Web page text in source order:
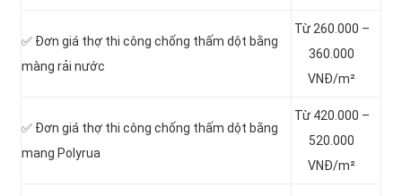
✅ Đơn giá thợ thi công chống thấm dột bằng
màng rải nước
Từ 260.000 –
360.000
VNĐ/m²
✅ Đơn giá thợ thi công chống thấm dột bằng
mang Polyrua
Từ 420.000 –
520.000
VNĐ/m²